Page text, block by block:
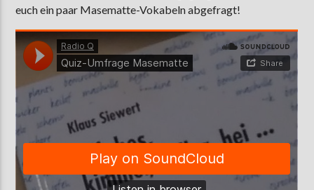
AKTUELLE SENDUNG
MOEBIUS
12:00 24:00
ZU HÖREN IN Münster90,9 MHz
euch ein paar Masematte-Vokabeln abgefragt!